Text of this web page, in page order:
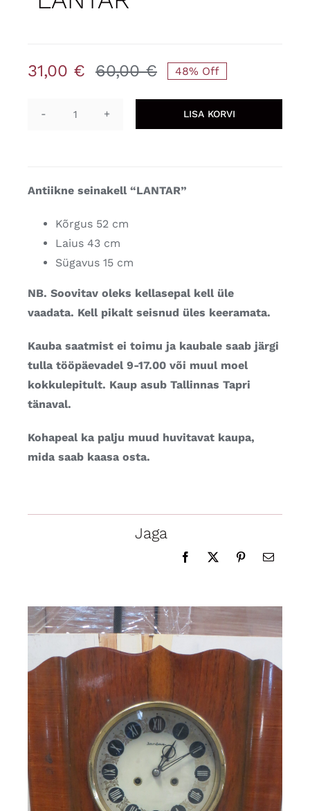
60,00€Algne
hind
31,00 €
Praegune
hind
48% Off
Antiikne
LISA KORVI
Antiikne seinakell “LANTAR”
Kõrgus 52 cm
Laius 43 cm
Sügavus 15 cm
NB. Soovitav oleks kellasepal kell üle
vaadata. Kell pikalt seisnud üles keeramata.
Kauba saatmist ei toimu ja kaubale saab järgi
tulla tööpäevadel 9-17.00 või muul moel
kokkulepitult. Kaup asub Tallinnas Tapri
tänaval.
Kohapeal ka palju muud huvitavat kaupa,
mida saab kaasa osta.
Jaga